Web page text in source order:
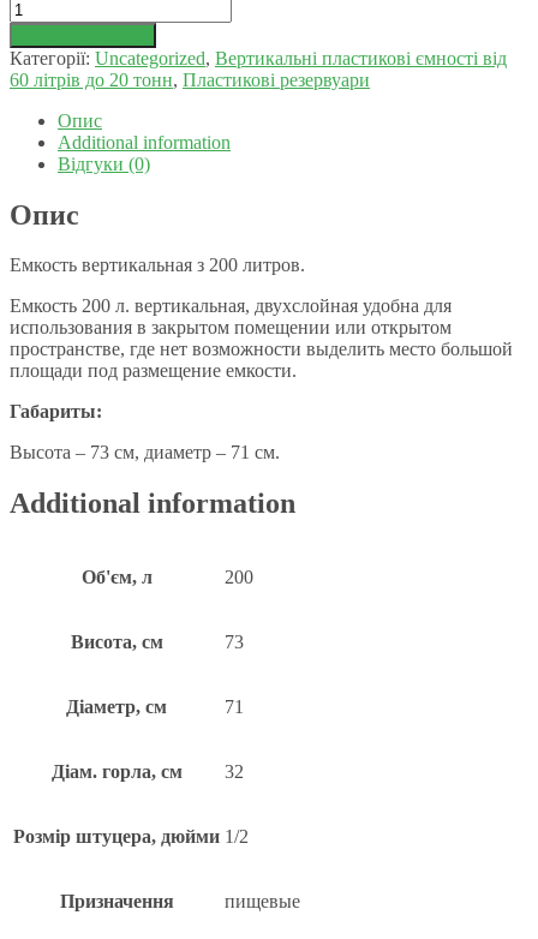
Категорії: Uncategorized, Вертикальні пластикові ємності від
60 літрів до 20 тонн, Пластикові резервуари
Опис
Additional information
Відгуки (0)
Опис
Емкость вертикальная з 200 литров.
Емкость 200 л. вертикальная, двухслойная удобна для
использования в закрытом помещении или открытом
пространстве, где нет возможности выделить место большой
площади под размещение емкости.
Габариты:
Высота – 73 см, диаметр – 71 см.
Additional information
Об'єм, л 200
Висота, см 73
Діаметр, см 71
Діам. горла, см 32
Розмір штуцера, дюйми 1/2
Призначення пищевые